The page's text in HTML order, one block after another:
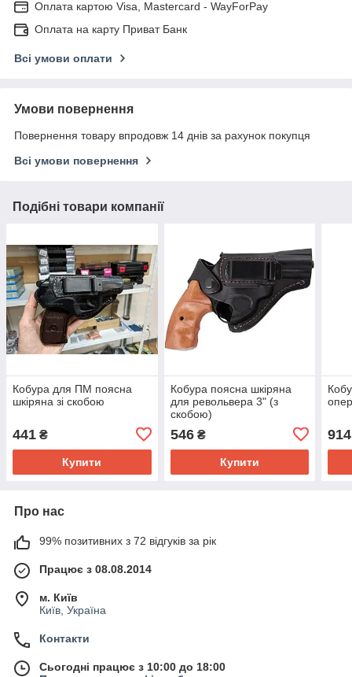
Оплата картою Visa, Mastercard - WayForPay
Оплата на карту Приват Банк
Всі умови оплати
Умови повернення
Повернення товару впродовж 14 днів за рахунок покупця
Всі умови повернення
Подібні товари компанії
Кобура для ПМ поясна
шкіряна зі скобою
441 ₴
Купити
Кобура поясна шкіряна
для револьвера 3" (з
скобою)
546₴
Купити
914
Про нас
99% позитивних з 72 відгуків за рік
Працює з 08.08.2014
м. Київ
Київ, Україна
Контакти
Сьогодні працює з 10:00 до 18:00